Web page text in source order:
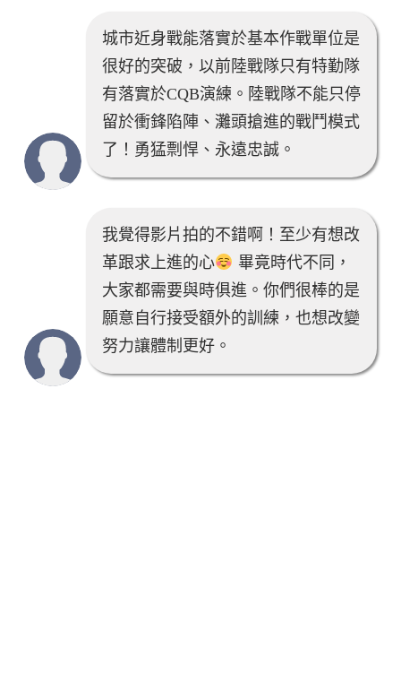
城市近身戰能落實於基本作戰單位是
很好的突破，以前陸戰隊只有特勤隊
有落實於CQB演練。陸戰隊不能只停
留於衝鋒陷陣、灘頭搶進的戰鬥模式
了！勇猛剽悍、永遠忠誠。
我覺得影片拍的不錯啊！至少有想改
革跟求上進的心
畢竟時代不同，
大家都需要與時俱進。你們很棒的是
願意自行接受額外的訓練，也想改變
努力讓體制更好。